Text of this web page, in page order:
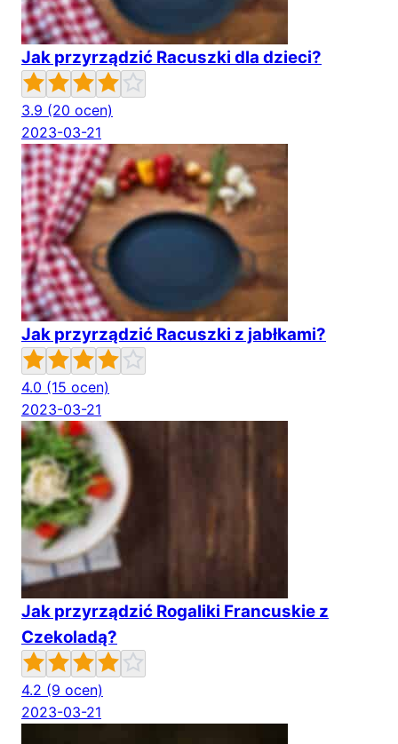
Jak przyrządzić Racuszki dla dzieci?
3.9 (20 ocen)
2023-03-21
Jak przyrządzić Racuszki z jabłkami?
4.0 (15 ocen)
2023-03-21
Jak przyrządzić Rogaliki Francuskie z
Czekoladą?
4.2 (9 ocen)
2023-03-21